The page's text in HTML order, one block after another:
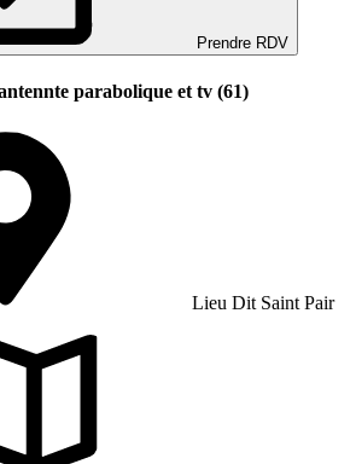
Prendre RDV
parabolique et tv (61)
Lieu Dit Saint Pair